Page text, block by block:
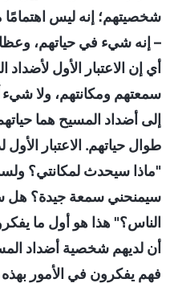
شخصيتهم؛ إنه ليس اهتمامًا
– إنه شيء في حياتهم،
أي إن الاعتبار الأول
سمعتهم ومكانتهم، ولا شيء
إلى أضداد المسيح هما
طوال حياتهم. الاعتبار
"ماذا سيحدث لمكانتي؟
سيمنحني سمعة جيدة؟ هل
الناس؟" هذا هو أول ما
أن لديهم شخصية أضداد
فهم يفكرون في الأمور